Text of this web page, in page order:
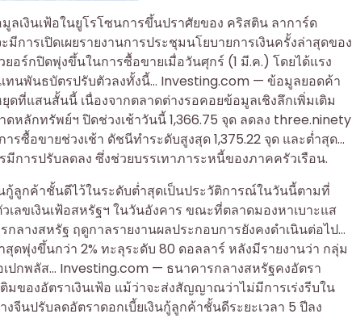
เงินเฟ้อในยูโรโซนการขึ้นปราศัยของ คริสติน ลาการ์ด
ารเปิดเผยรายงานการประชุมนโยบายการเงินครั้งล่าสุดของ
ร์กปิดพุ่งขึ้นในการซื้อขายเมื่อวันศุกร์ (1 มี.ค.) โดยได้แรง
นพันธบัตรปรับตัวลงทั้งนี้… Investing.com — ข้อมูลยอดค้า
ที่แสนสั้นนี้ เนื่องจากตลาดต่างรอคอยข้อมูลเชิงลึกเพิ่มเติม
หลักทรัพย์ฯ ปิดช่วงเช้าวันนี้ 1,366.75 จุด ลดลง three.ninety
ซื้อขายช่วงเช้า ดัชนีทำระดับสูงสุด 1,375.22 จุด และต่ำสุด…
การปรับลดลง ซึ่งช่วยบรรเทาภาระหนี้ของภาคครัวเรือน.
กู้ลูกค้าชั้นดีไว้ในระดับต่ำสุดเป็นประวัติการณ์ในวันนี้ตามที่
ลขเงินเฟ้อสหรัฐฯ ในวันอังคาร ขณะที่ตลาดมองหาเบาะแส
ลางสหรัฐ ฤดูกาลรายงานผลประกอบการยังคงดำเนินต่อไป…
ดพุ่งขึ้นกว่า 2% ทะลุระดับ 80 ดอลลาร์ หลังมีรายงานว่า กลุ่ม
ปกพลัส… Investing.com — ธนาคารกลางสหรัฐคงอัตรา
ของอัตราเงินเฟ้อ แม้ว่าจะส่งสัญญาณว่าไม่มีการเร่งรีบใน
นปรับลดอัตราดอกเบี้ยเงินกู้ลูกค้าชั้นดีระยะเวลา 5 ปีลง